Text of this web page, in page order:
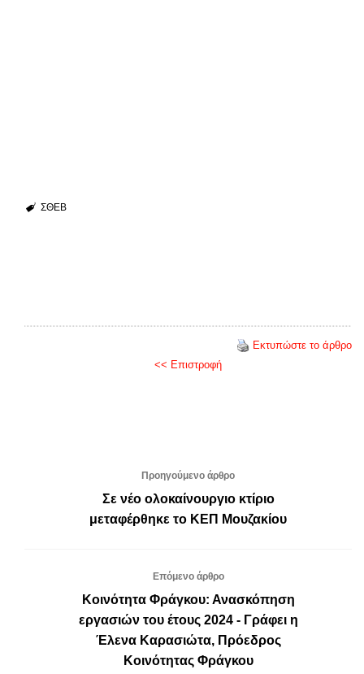
ΣΘΕΒ
Εκτυπώστε το άρθρο
<< Επιστροφή
Προηγούμενο άρθρο
Σε νέο ολοκαίνουργιο κτίριο
μεταφέρθηκε το ΚΕΠ Μουζακίου
Επόμενο άρθρο
Κοινότητα Φράγκου: Ανασκόπηση
εργασιών του έτους 2024 - Γράφει η
Έλενα Καρασιώτα, Πρόεδρος
Κοινότητας Φράγκου